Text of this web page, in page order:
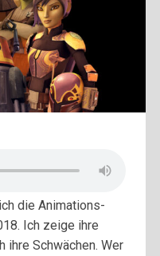
die Animations-
Ich zeige ihre
ihre Schwächen. Wer